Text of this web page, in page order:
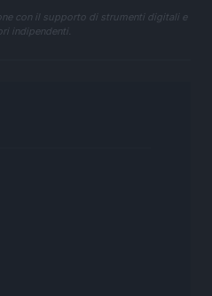
con il supporto di strumenti digitali e
indipendenti.